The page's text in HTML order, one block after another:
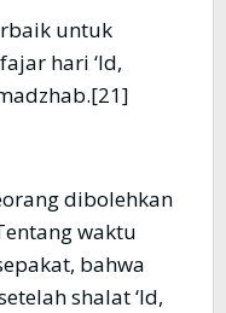
untuk
hari ‘Id,
dibolehkan
waktu
bahwa
shalat ‘Id,